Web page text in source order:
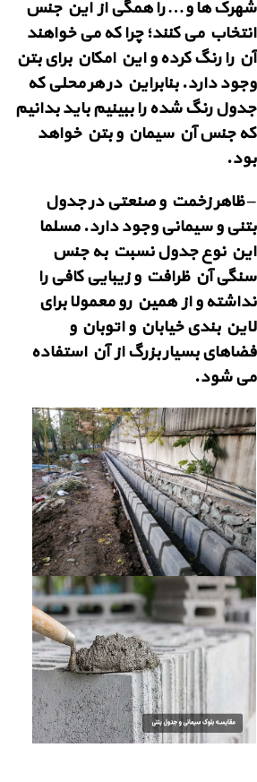
شهرک ها و… را همگی از این جنس
انتخاب می کنند؛ چرا که می خواهند
آن را رنگ کرده و این امکان برای بتن
وجود دارد. بنابراین در هر محلی که
جدول رنگ شده را ببینیم باید بدانیم
که جنس آن سیمان و بتن خواهد
بود.
– ظاهر زخمت و صنعتی در جدول
بتنی و سیمانی وجود دارد. مسلما
این نوع جدول نسبت به جنس
سنگی آن ظرافت و زیبایی کافی را
نداشته و از همین رو معمولا برای
لاین بندی خیابان و اتوبان و
فضاهای بسیار بزرگ از آن استفاده
می شود.